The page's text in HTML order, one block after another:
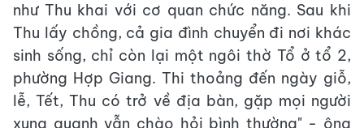
như Thu khai với cơ quan chức năng. Sau khi
Thu lấy chồng, cả gia đình chuyển đi nơi khác
sinh sống, chỉ còn lại một ngôi thờ Tổ ở tổ 2,
phường Hợp Giang. Thi thoảng đến ngày giỗ,
lễ, Tết, Thu có trở về địa bàn, gặp mọi người
xung quanh vẫn chào hỏi bình thường" - ông